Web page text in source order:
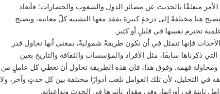
متعلقًا بالحديث عن مصائر الدول والشعوب والحضارات؛ فأبعاد
هنا مختلفةً إلى درجةٍ كبيرة يفقد معها التشبيه كلّ معانيه، ويصبح
تحترم نفسها في قليلٍ أو كثير.
فإنها تتمثل في أن تكون طريقةً شموليةً، بمعنى أنها تحاول قدر
ذكرناها سابقًا، مثل الأفراد والمؤسسات والثقافة والتاريخ بعين
ومحاولة فهمه. وفوق هذا، فإن هذه الطريقة تحاول أن تعطي كل عاملٍ من
في التحليل، لأن تلك العوامل تلعب أدوارًا مختلفة بين كل حدثٍ وآخر، ولا
ثابتة في أوزانها، وفي مقدار تأثيرها في الحدث وتداعياته.